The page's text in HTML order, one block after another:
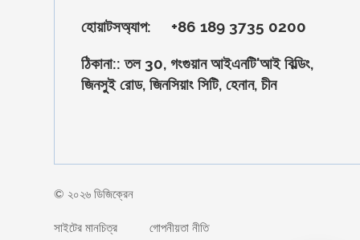
হোয়াটসঅ্যাপ: +86 189 3735 0200
ঠিকানা::তল 30, গংগুয়ান আইএনটি'আই বিল্ডিং,
জিনসুই রোড, জিনসিয়াং সিটি, হেনান, চীন
© ২০২৬ ডিজিক্রেন
সাইটের মানচিত্র গোপনীয়তা নীতি